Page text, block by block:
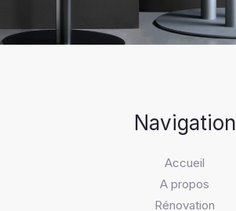
Navigation
Accueil
A propos
Rénovation